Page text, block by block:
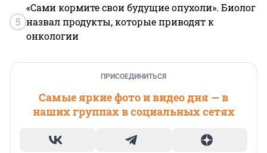
5
«Сами кормите свои будущие опухоли». Биолог
назвал продукты, которые приводят к
онкологии
ПРИСОЕДИНИТЬСЯ
Самые яркие фото и видео дня — в
наших группах в социальных сетях